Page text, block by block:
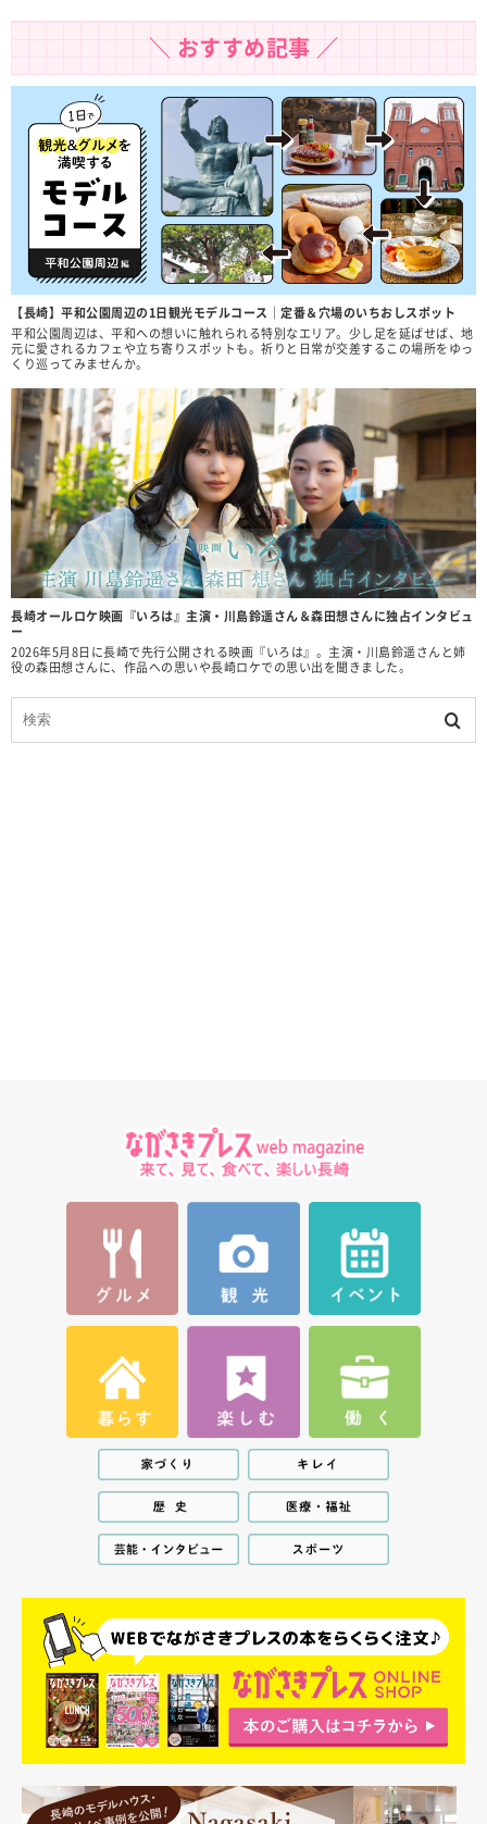
＼ おすすめ記事 ／
【長崎】平和公園周辺の1日観光モデルコース｜定番＆穴場のいちおしスポット
平和公園周辺は、平和への想いに触れられる特別なエリア。少し足を延ばせば、地
元に愛されるカフェや立ち寄りスポットも。祈りと日常が交差するこの場所をゆっ
くり巡ってみませんか。
長崎オールロケ映画『いろは』主演・川島鈴遥さん＆森田想さんに独占インタビュ
ー
2026年5月8日に長崎で先行公開される映画『いろは』。主演・川島鈴遥さんと姉
役の森田想さんに、作品への思いや長崎ロケでの思い出を聞きました。